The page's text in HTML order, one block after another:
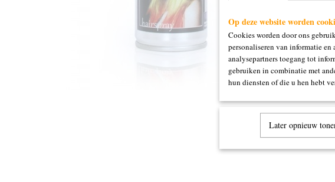
Op deze website worden
Cookies worden door ons
personaliseren van informatie en
analysepartners toegang tot
gebruiken in combinatie met
hun diensten of die u hen hebt
Later opnieuw